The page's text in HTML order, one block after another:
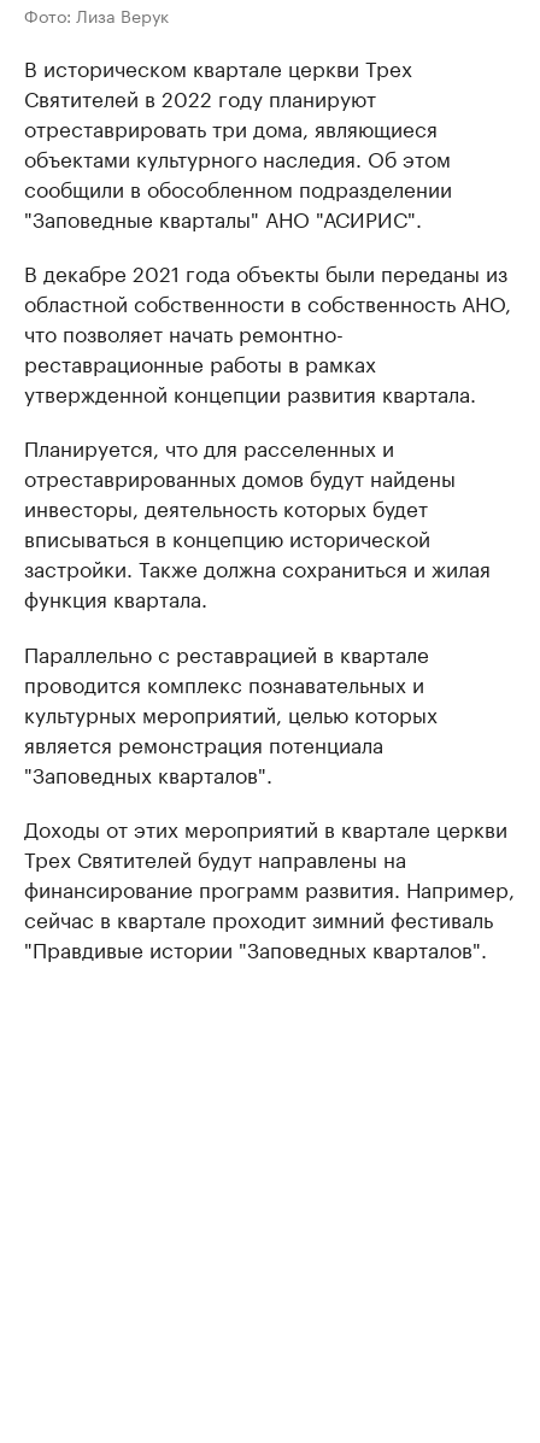
Фото: Лиза Верук
В историческом квартале церкви Трех
Святителей в 2022 году планируют
отреставрировать три дома, являющиеся
объектами культурного наследия. Об этом
сообщили в обособленном подразделении
"Заповедные кварталы" АНО "АСИРИС".
В декабре 2021 года объекты были переданы из
областной собственности в собственность АНО,
что позволяет начать ремонтно-
реставрационные работы в рамках
утвержденной концепции развития квартала.
Планируется, что для расселенных и
отреставрированных домов будут найдены
инвесторы, деятельность которых будет
вписываться в концепцию исторической
застройки. Также должна сохраниться и жилая
функция квартала.
Параллельно с реставрацией в квартале
проводится комплекс познавательных и
культурных мероприятий, целью которых
является ремонстрация потенциала
"Заповедных кварталов".
Доходы от этих мероприятий в квартале церкви
Трех Святителей будут направлены на
финансирование программ развития. Например,
сейчас в квартале проходит зимний фестиваль
"Правдивые истории "Заповедных кварталов".